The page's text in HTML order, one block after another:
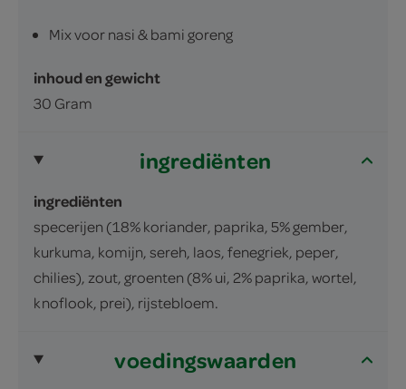
Mix voor nasi & bami goreng
inhoud en gewicht
30 Gram
ingrediënten
ingrediënten
specerijen (18% koriander, paprika, 5% gember,
kurkuma, komijn, sereh, laos, fenegriek, peper,
chilies), zout, groenten (8% ui, 2% paprika, wortel,
knoflook, prei), rijstebloem.
voedingswaarden